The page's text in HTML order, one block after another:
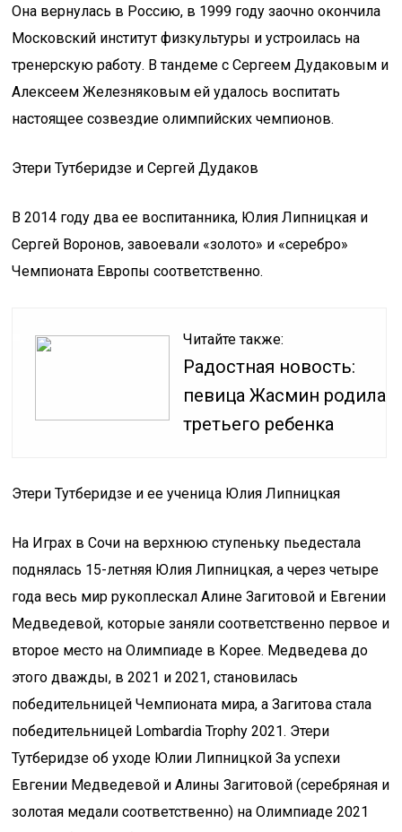
Она вернулась в Россию, в 1999 году заочно окончила
Московский институт физкультуры и устроилась на
тренерскую работу. В тандеме с Сергеем Дудаковым и
Алексеем Железняковым ей удалось воспитать
настоящее созвездие олимпийских чемпионов.
Этери Тутберидзе и Сергей Дудаков
В 2014 году два ее воспитанника, Юлия Липницкая и
Сергей Воронов, завоевали «золото» и «серебро»
Чемпионата Европы соответственно.
Читайте также:
Радостная новость:
певица Жасмин родила
третьего ребенка
Этери Тутберидзе и ее ученица Юлия Липницкая
На Играх в Сочи на верхнюю ступеньку пьедестала
поднялась 15-летняя Юлия Липницкая, а через четыре
года весь мир рукоплескал Алине Загитовой и Евгении
Медведевой, которые заняли соответственно первое и
второе место на Олимпиаде в Корее. Медведева до
этого дважды, в 2021 и 2021, становилась
победительницей Чемпионата мира, а Загитова стала
победительницей Lombardia Trophy 2021. Этери
Тутберидзе об уходе Юлии Липницкой За успехи
Евгении Медведевой и Алины Загитовой (серебряная и
золотая медали соответственно) на Олимпиаде 2021